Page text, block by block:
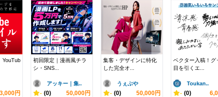
YouTub
3,000円
初回限定｜漫画風チラ
シ・SNS...
アッキー｜集..
- (0) 50,000円
集客・デザインに特化
した完全オ...
うぇぶや
- (0) 50,000円
ベクター入稿！グ
目を引くエ...
Toukan..
- (0)